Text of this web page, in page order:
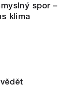
spor –
klima